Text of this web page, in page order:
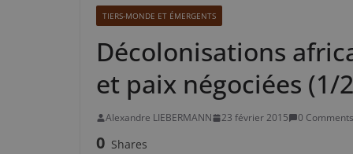
TIERS-MONDE ET ÉMERGENTS
Décolonisations
et paix négociées (1/
Alexandre LIEBERMANN 23 février 2015 0 Comments
0 Shares